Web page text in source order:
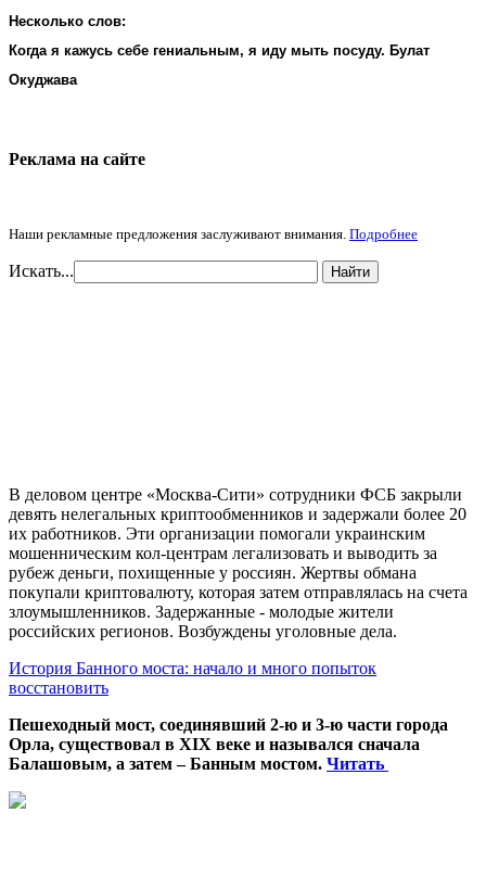
Несколько слов:
Когда я кажусь себе гениальным, я иду мыть посуду. Булат
Окуджава
Реклама на cайте
Наши рекламные предложения заслуживают внимания. Подробнее
Искать... Найти
В деловом центре «Москва-Сити» сотрудники ФСБ закрыли
девять нелегальных криптообменников и задержали более 20
их работников. Эти организации помогали украинским
мошенническим кол-центрам легализовать и выводить за
рубеж деньги, похищенные у россиян. Жертвы обмана
покупали криптовалюту, которая затем отправлялась на счета
злоумышленников. Задержанные - молодые жители
российских регионов. Возбуждены уголовные дела.
История Банного моста: начало и много попыток
восстановить
Пешеходный мост, соединявший 2-ю и 3-ю части города
Орла, существовал в XIX веке и назывался сначала
Балашовым, а затем – Банным мостом. Читать